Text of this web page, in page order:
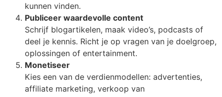
kunnen vinden.
Publiceer waardevolle content
Schrijf blogartikelen, maak video’s, podcasts of
deel je kennis. Richt je op vragen van je doelgroep,
oplossingen of entertainment.
Monetiseer
Kies een van de verdienmodellen: advertenties,
affiliate marketing, verkoop van